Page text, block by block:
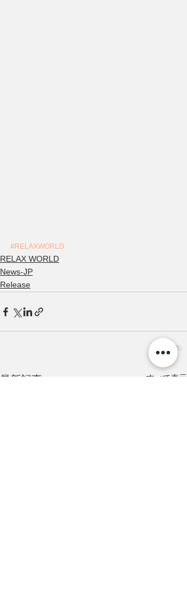
#RELAXWORLD
RELAX WORLD
News-JP
Release
最新記事 すべて表示